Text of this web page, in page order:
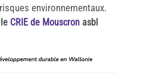
environnementaux.
CRIE de Mouscronasbl